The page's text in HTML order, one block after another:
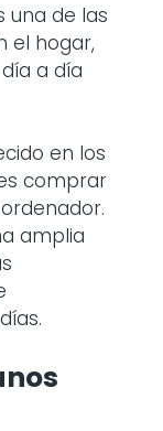
una de las
el hogar,
a día
en los
comprar
amplia